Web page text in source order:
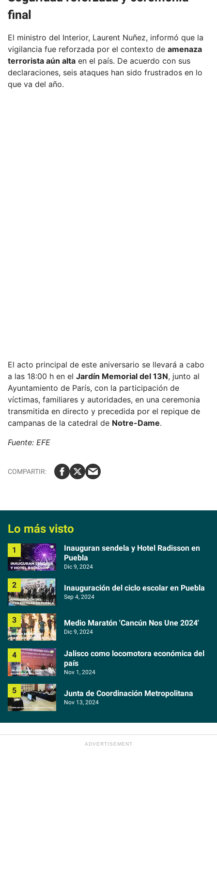
final
El ministro del Interior, Laurent Nuñez, informó que la
vigilancia fue reforzada por el contexto de amenaza
terrorista aún alta en el país. De acuerdo con sus
declaraciones, seis ataques han sido frustrados en lo
que va del año.
El acto principal de este aniversario se llevará a cabo
a las 18:00 h en el Jardín Memorial del 13N, junto al
Ayuntamiento de París, con la participación de
víctimas, familiares y autoridades, en una ceremonia
transmitida en directo y precedida por el repique de
campanas de la catedral de Notre-Dame.
Fuente: EFE
Lo más visto
Inauguran sendela y Hotel Radisson en
Puebla
Dic 9, 2024
Inauguración del ciclo escolar en Puebla
Sep 4, 2024
Medio Maratón 'Cancún Nos Une 2024'
Dic 9, 2024
Jalisco como locomotora económica del
país
Nov 1, 2024
Junta de Coordinación Metropolitana
Nov 13, 2024